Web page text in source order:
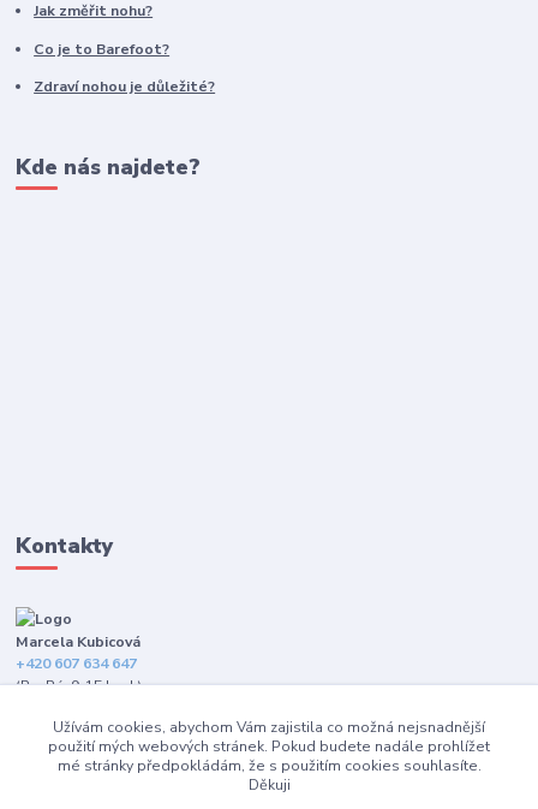
Jak změřit nohu?
Co je to Barefoot?
Zdraví nohou je důležité?
Kde nás najdete?
Kontakty
Marcela Kubicová
+420 607 634 647
(Po-Pá, 9-15 hod.)
info@happybarefeet.cz
Užívám cookies, abychom Vám zajistila co možná nejsnadnější
použití mých webových stránek. Pokud budete nadále prohlížet
mé stránky předpokládám, že s použitím cookies souhlasíte.
Děkuji